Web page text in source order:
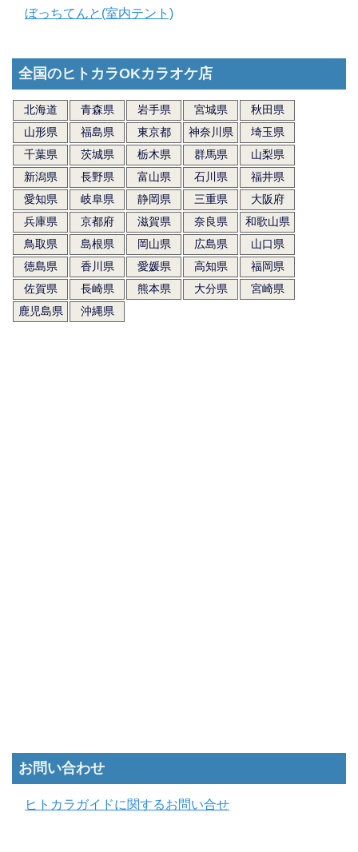
ぼっちてんと(室内テント)
全国のヒトカラOKカラオケ店
北海道 青森県 岩手県 宮城県
秋田県
山形県
福島県 東京都 神奈川県
埼玉県
千葉県
茨城県 栃木県 群馬県
山梨県
新潟県
長野県 富山県 石川県
福井県
愛知県
岐阜県 静岡県 三重県
大阪府
兵庫県
京都府 滋賀県 奈良県
和歌山県
鳥取県
島根県 岡山県 広島県
山口県
徳島県
香川県 愛媛県 高知県
福岡県
佐賀県
長崎県 熊本県 大分県
宮崎県
鹿児島県
沖縄県
お問い合わせ
ヒトカラガイドに関するお問い合せ